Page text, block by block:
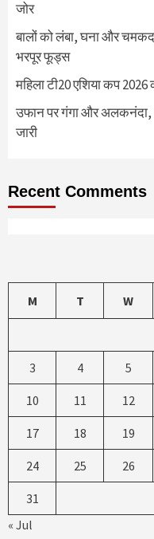
जोर
बालों को लंबा, घना और
भरपूर फूड्स
महिला टी20 एशिया कप
उफान पर गंगा और अलकनंदा,
जारी
Recent Comments
M T W
3 4 5
10 11 12
17 18 19
24 25 26
31
« Jul